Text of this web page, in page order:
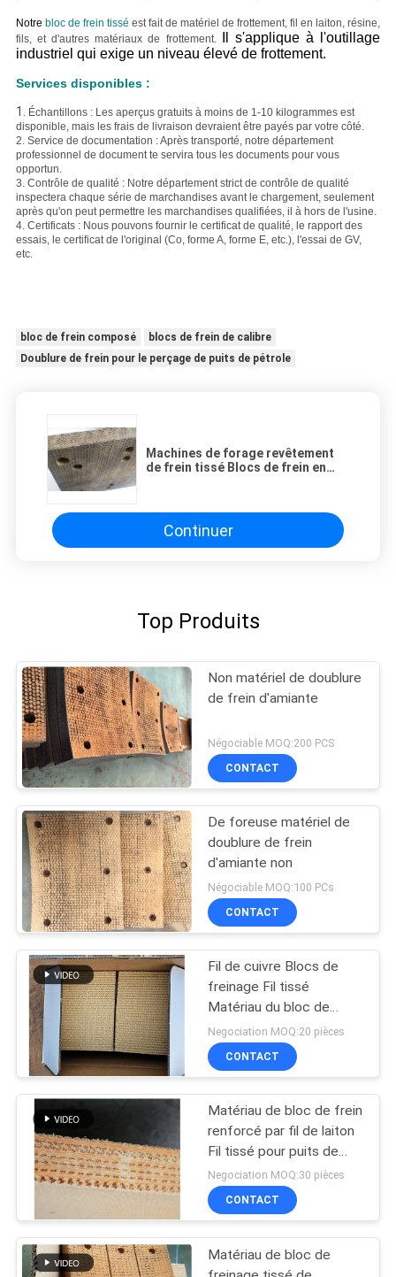
Notre bloc de frein tissé est fait de matériel de frottement, fil en laiton, résine,
fils, et d'autres matériaux de frottement.
Il s'applique à l'outillage
industriel qui exige un niveau élevé de frottement.
Services disponibles :
1. Échantillons : Les aperçus gratuits à moins de 1-10 kilogrammes est
disponible, mais les frais de livraison devraient être payés par votre côté.
2. Service de documentation : Après transporté, notre département
professionnel de document te servira tous les documents pour vous
opportun.
3. Contrôle de qualité : Notre département strict de contrôle de qualité
inspectera chaque série de marchandises avant le chargement, seulement
après qu'on peut permettre les marchandises qualifiées, il à hors de l'usine.
4. Certificats : Nous pouvons fournir le certificat de qualité, le rapport des
essais, le certificat de l'original (Co, forme A, forme E, etc.), l'essai de GV,
etc.
bloc de frein composé
blocs de frein de calibre
Doublure de frein pour le perçage de puits de pétrole
Machines de forage revêtement
de frein tissé Blocs de frein en
Continuer
Top Produits
Non matériel de doublure
de frein d'amiante
Négociable MOQ:200 PCS
CONTACT
De foreuse matériel de
doublure de frein
d'amiante non
Négociable MOQ:100 PCs
CONTACT
Fil de cuivre Blocs de
freinage Fil tissé
Matériau du bloc de
freinage Fil de laiton
renforcé
Negociation MOQ:20 pièces
CONTACT
Matériau de bloc de frein
renforcé par fil de laiton
Fil tissé pour puits de
pétrole
Negociation MOQ:30 pièces
CONTACT
Matériau de bloc de